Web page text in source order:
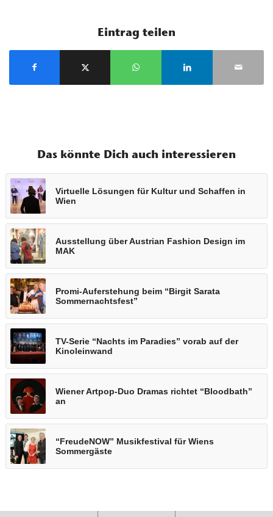
Eintrag teilen
Das könnte Dich auch interessieren
Virtuelle Lösungen für Kultur und Schaffen in
Wien
Ausstellung über Austrian Fashion Design im
MAK
Promi-Auferstehung beim “Birgit Sarata
Sommernachtsfest”
TV-Serie “Nachts im Paradies” vorab auf der
Kinoleinwand
Wiener Artpop-Duo Dramas richtet “Bloodbath”
an
“FreudeNOW” Musikfestival für Wiens
Sommergäste